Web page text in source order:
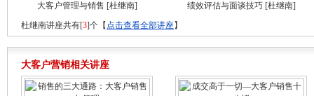
大客户管理与销售 [杜继南] 绩效评估与面谈技巧[杜继南]
杜继南讲座共有[3]个【 点击查看全部讲座】
大客户营销相关讲座